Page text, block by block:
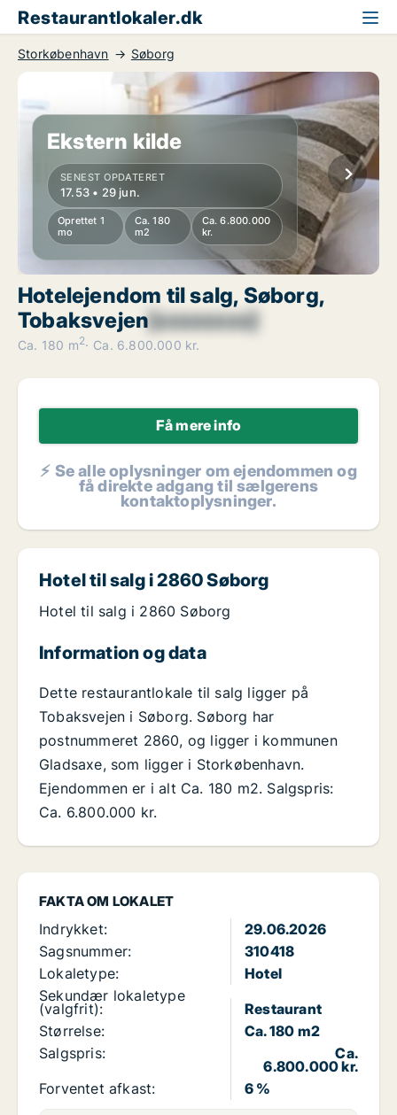
Restaurantlokaler.dk
Storkøbenhavn Søborg
Ekstern kilde
SENEST OPDATERET
17.53 • 29 jun.
Oprettet 1
mo
Ca. 180
m2
Ca. 6.800.000
kr.
Hotelejendom til salg, Søborg,
Tobaksvejen[xxxxxxxx]
Ca. 180 m2 Ca. 6.800.000 kr.
Få mere info
⚡ Se alle oplysninger om ejendommen og
få direkte adgang til sælgerens
kontaktoplysninger.
FAKTA OM LOKALET
Indrykket:
29.06.2026
Sagsnummer:
310418
Lokaletype:
Hotel
Sekundær lokaletype
(valgfrit):
Restaurant
Størrelse:
Ca. 180 m2
Salgspris:
Ca.
6.800.000 kr.
Forventet afkast:
6 %
Hotel til salg i 2860 Søborg
Hotel til salg i 2860 Søborg
Information og data
Dette restaurantlokale til salg ligger på
Tobaksvejen i Søborg. Søborg har
postnummeret 2860, og ligger i kommunen
Gladsaxe, som ligger i Storkøbenhavn.
Ejendommen er i alt Ca. 180 m2. Salgspris:
Ca. 6.800.000 kr.